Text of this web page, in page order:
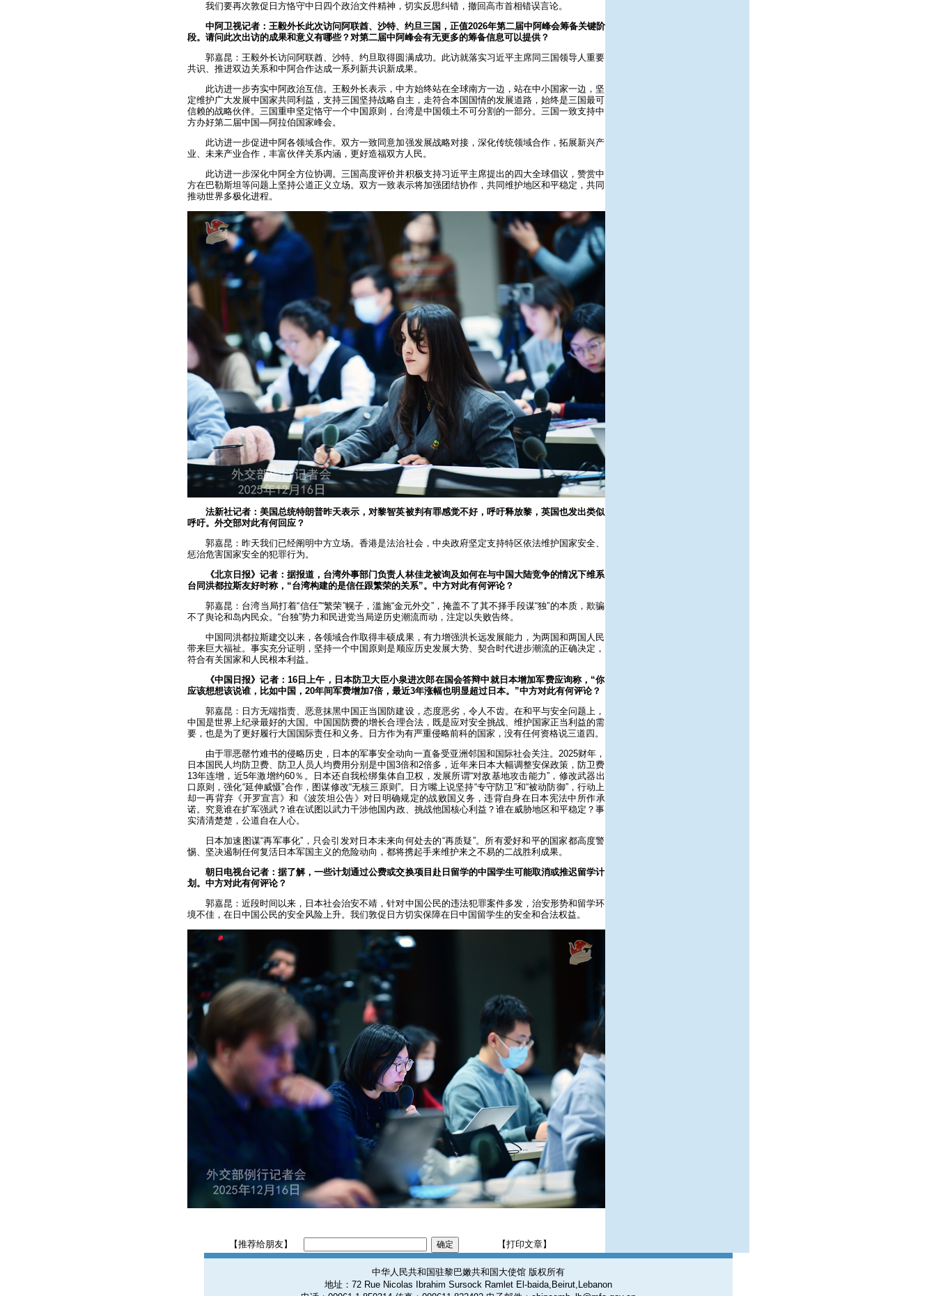
我们要再次敦促日方恪守中日四个政治文件精神，切实反思纠错，撤回高市首相错误言论。
中阿卫视记者：王毅外长此次访问阿联酋、沙特、约旦三国，正值2026年第二届中阿峰会筹备关键阶
段。请问此次出访的成果和意义有哪些？对第二届中阿峰会有无更多的筹备信息可以提供？
郭嘉昆：王毅外长访问阿联酋、沙特、约旦取得圆满成功。此访就落实习近平主席同三国领导人重要
共识、推进双边关系和中阿合作达成一系列新共识新成果。
此访进一步夯实中阿政治互信。王毅外长表示，中方始终站在全球南方一边，站在中小国家一边，坚
定维护广大发展中国家共同利益，支持三国坚持战略自主，走符合本国国情的发展道路，始终是三国最可
信赖的战略伙伴。三国重申坚定恪守一个中国原则，台湾是中国领土不可分割的一部分。三国一致支持中
方办好第二届中国—阿拉伯国家峰会。
此访进一步促进中阿各领域合作。双方一致同意加强发展战略对接，深化传统领域合作，拓展新兴产
业、未来产业合作，丰富伙伴关系内涵，更好造福双方人民。
此访进一步深化中阿全方位协调。三国高度评价并积极支持习近平主席提出的四大全球倡议，赞赏中
方在巴勒斯坦等问题上坚持公道正义立场。双方一致表示将加强团结协作，共同维护地区和平稳定，共同
推动世界多极化进程。
法新社记者：美国总统特朗普昨天表示，对黎智英被判有罪感觉不好，呼吁释放黎，英国也发出类似
呼吁。外交部对此有何回应？
郭嘉昆：昨天我们已经阐明中方立场。香港是法治社会，中央政府坚定支持特区依法维护国家安全、
惩治危害国家安全的犯罪行为。
《北京日报》记者：据报道，台湾外事部门负责人林佳龙被询及如何在与中国大陆竞争的情况下维系
台同洪都拉斯友好时称，“台湾构建的是信任跟繁荣的关系”。中方对此有何评论？
郭嘉昆：台湾当局打着“信任”“繁荣”幌子，滥施“金元外交”，掩盖不了其不择手段谋“独”的本质，欺骗
不了舆论和岛内民众。“台独”势力和民进党当局逆历史潮流而动，注定以失败告终。
中国同洪都拉斯建交以来，各领域合作取得丰硕成果，有力增强洪长远发展能力，为两国和两国人民
带来巨大福祉。事实充分证明，坚持一个中国原则是顺应历史发展大势、契合时代进步潮流的正确决定，
符合有关国家和人民根本利益。
《中国日报》记者：16日上午，日本防卫大臣小泉进次郎在国会答辩中就日本增加军费应询称，“你
应该想想该说谁，比如中国，20年间军费增加7倍，最近3年涨幅也明显超过日本。”中方对此有何评论？
郭嘉昆：日方无端指责、恶意抹黑中国正当国防建设，态度恶劣，令人不齿。在和平与安全问题上，
中国是世界上纪录最好的大国。中国国防费的增长合理合法，既是应对安全挑战、维护国家正当利益的需
要，也是为了更好履行大国国际责任和义务。日方作为有严重侵略前科的国家，没有任何资格说三道四。
由于罪恶罄竹难书的侵略历史，日本的军事安全动向一直备受亚洲邻国和国际社会关注。2025财年，
日本国民人均防卫费、防卫人员人均费用分别是中国3倍和2倍多，近年来日本大幅调整安保政策，防卫费
13年连增，近5年激增约60％。日本还自我松绑集体自卫权，发展所谓“对敌基地攻击能力”，修改武器出
口原则，强化“延伸威慑”合作，图谋修改“无核三原则”。日方嘴上说坚持“专守防卫”和“被动防御”，行动上
却一再背弃《开罗宣言》和《波茨坦公告》对日明确规定的战败国义务，违背自身在日本宪法中所作承
诺。究竟谁在扩军强武？谁在试图以武力干涉他国内政、挑战他国核心利益？谁在威胁地区和平稳定？事
实清清楚楚，公道自在人心。
日本加速图谋“再军事化”，只会引发对日本未来向何处去的“再质疑”。所有爱好和平的国家都高度警
惕、坚决遏制任何复活日本军国主义的危险动向，都将携起手来维护来之不易的二战胜利成果。
朝日电视台记者：据了解，一些计划通过公费或交换项目赴日留学的中国学生可能取消或推迟留学计
划。中方对此有何评论？
郭嘉昆：近段时间以来，日本社会治安不靖，针对中国公民的违法犯罪案件多发，治安形势和留学环
境不佳，在日中国公民的安全风险上升。我们敦促日方切实保障在日中国留学生的安全和合法权益。
【推荐给朋友】 【打印文章】
中华人民共和国驻黎巴嫩共和国大使馆 版权所有
地址：72 Rue Nicolas Ibrahim Sursock Ramlet El-baida,Beirut,Lebanon